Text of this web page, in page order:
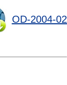
OD-2004-